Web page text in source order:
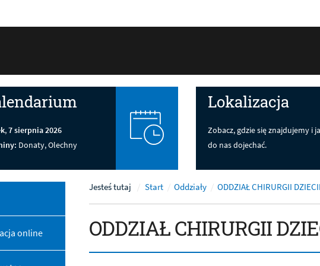
,7sierpnia2026
Donaty, Olechny
Lokalizacja
Zobacz, gdzie się znajdujemy i
do nas dojechać.
online
Jesteś tutaj Start Oddziały ODDZIAŁ CHIRURGII
ODDZIAŁ CHIRURGII